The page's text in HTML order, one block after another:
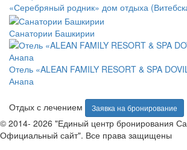
«Серебряный родник» дом отдыха
Санатории Башкирии
Отель «ALEAN FAMILY RESORT & SPA
Анапа
Отдых с лечением Заявка на бронирование
© 2014- 2026 "Единый центр бронирования
Официальный сайт". Все права защищены